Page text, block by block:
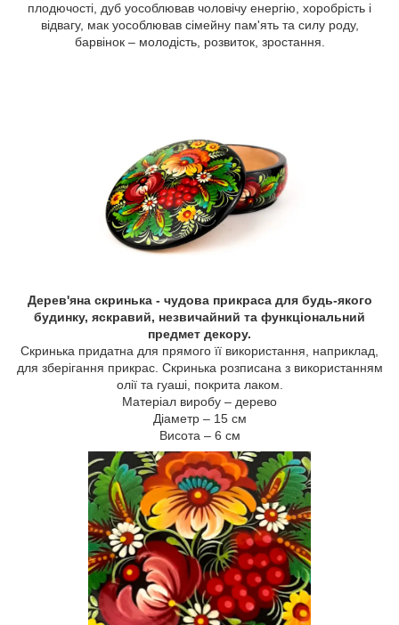
плодючості, дуб уособлював чоловічу енергію, хоробрість і
відвагу, мак уособлював сімейну пам'ять та силу роду,
барвінок – молодість, розвиток, зростання.
Дерев'яна скринька - чудова прикраса для будь-якого
будинку, яскравий, незвичайний та функціональний
предмет декору.
Скринька придатна для прямого її використання, наприклад,
для зберігання прикрас. Скринька розписана з використанням
олії та гуаші, покрита лаком.
Матеріал виробу – дерево
Діаметр – 15 см
Висота – 6 см